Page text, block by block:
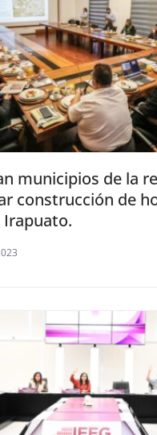
municipios de la
construcción de
Irapuato.